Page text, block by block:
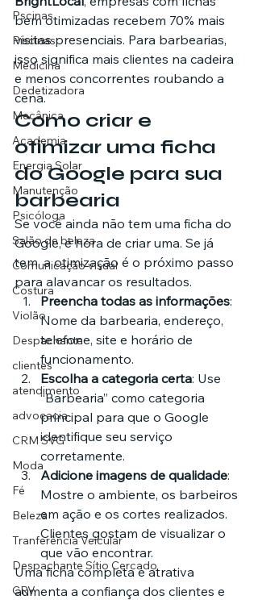
Pscinas
Piscinas
Medicina
Dedetizadora
Mecânica
Academia
Energia Solar
Manutenção
Psicóloga
Salão de beleza
Comunicação visual
Costura
Violão
Despachante
clientes
atendimento
advocacia
CRM SVG
Moda
Fé
Beleza
Tranferência Veicular
Despachante Sítio Cercado
CRV
bem otimizadas recebem 70% mais
visitas presenciais. Para barbearias,
isso significa mais clientes na cadeira
e menos concorrentes roubando a
cena.
Como criar e
otimizar uma ficha
do Google para sua
barbearia
Se você ainda não tem uma ficha do
Google, é hora de criar uma. Se já
tem, a otimização é o próximo passo
para alavancar os resultados.
Preencha todas as informações:
Nome da barbearia, endereço,
telefone, site e horário de
funcionamento.
Escolha a categoria certa: Use
“Barbearia” como categoria
principal para que o Google
identifique seu serviço
corretamente.
Adicione imagens de qualidade:
Mostre o ambiente, os barbeiros
em ação e os cortes realizados.
Clientes gostam de visualizar o
que vão encontrar.
Uma ficha completa e atrativa
aumenta a confiança dos clientes e